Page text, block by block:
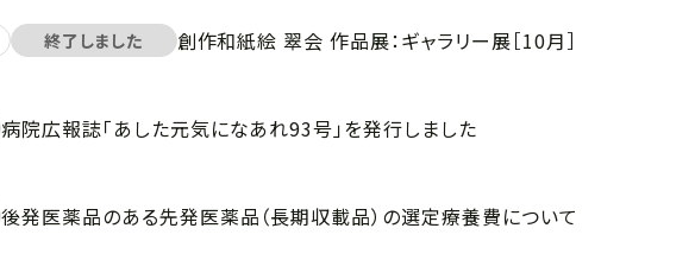
終了しました 創作和紙絵 翠会 作品展：ギャラリー展［10月］
病院広報誌「あした元気になあれ93号」を発行しました
後発医薬品のある先発医薬品（長期収載品）の選定療養費について